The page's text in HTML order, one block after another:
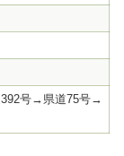
号→県道75号→